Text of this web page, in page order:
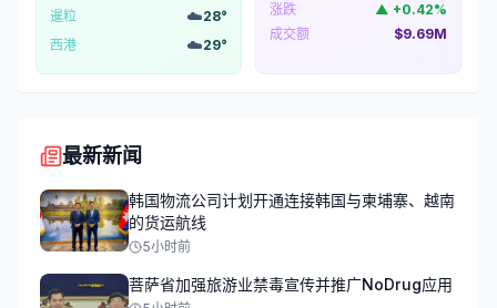
暹粒
☁️28°
西港
☁️29°
涨跌
▲ +0.42%
成交额
$9.69M
最新新闻
韩国物流公司计划开通连接韩国与柬埔寨、越南
的货运航线
5小时前
菩萨省加强旅游业禁毒宣传并推广NoDrug应用